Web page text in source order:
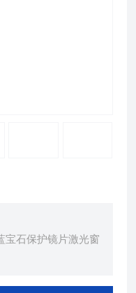
宝石保护镜片激光窗